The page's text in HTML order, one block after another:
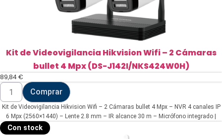
Kit de Videovigilancia Hikvision Wifi – 2 Cámaras
bullet 4 Mpx (DS-J142I/NKS424W0H)
89,84€
Kit
Videovigilancia
Hikvision
Wifi
-
2
Comprar
Kit de Videovigilancia Hikvision Wifi – 2 Cámaras bullet 4 Mpx – NVR 4 canales IP
6 Mpx (2560×1440) – Lente 2.8 mm – IR alcance 30 m – Micrófono integrado |
Con stock